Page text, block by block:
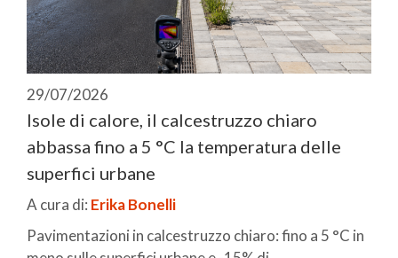
29/07/2026
Isole di calore, il calcestruzzo chiaro
abbassa fino a 5 °C la temperatura delle
superfici urbane
A cura di: Erika Bonelli
Pavimentazioni in calcestruzzo chiaro: fino a 5 °C in